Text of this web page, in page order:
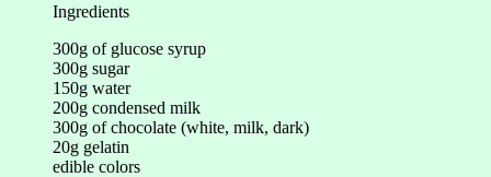
Ingredients
300g of glucose syrup
300g sugar
150g water
200g condensed milk
300g of chocolate (white, milk, dark)
20g gelatin
edible colors